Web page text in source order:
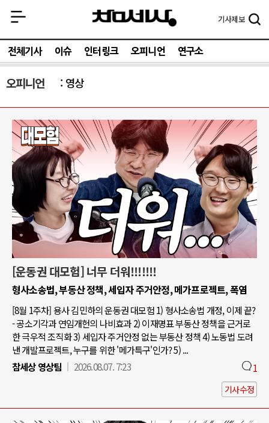
기사제보
전체기사 이슈 인터링크 오피니언 연구소
오피니언 영상
[운동권 대모험] 너무 더워!!!!!!!
형사소송법, 부동산 정책, 세입자 주거안정, 메가프로젝트, 폭염
[8월 1주차] 용사 김민하의 운동권 대모험 1) 형사소송법 개정, 이제 끝?
- 공소기각과 연임개헌의 나비효과 2) 이재명표 부동산 정책을 근거로
한 극우적 조직화 3) 세입자 주거안정 없는 부동산 정책 4) 노동법 도려
낸 개발프로젝트, 누구를 위한 '메가특구'인가? 5) ...
참세상 영상팀
2026.08.07. 7:23 1
기사수정